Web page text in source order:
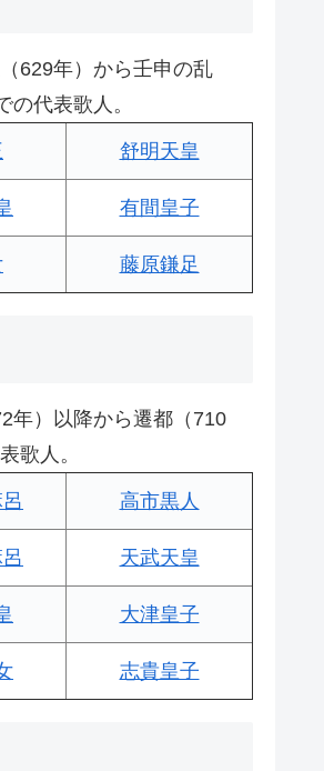
629年）から壬申の乱
の代表歌人。
舒明天皇
有間皇子
藤原鎌足
年）以降から遷都（710
歌人。
高市黒人
天武天皇
大津皇子
志貴皇子